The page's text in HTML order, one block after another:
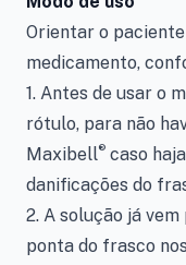
Orientar o paciente
medicamento,
1. Antes de usar o
rótulo, para não
Maxibell® caso
danificações do
2. A solução já
ponta do frasco